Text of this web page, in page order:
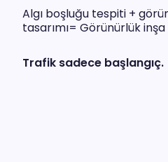
Algı boşluğu tespiti +
tasarımı= Görünürlük
Trafik sadece başlangıç.